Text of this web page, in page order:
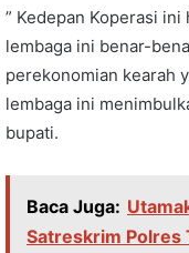
” Kedepan Koperasi
lembaga ini benar-
perekonomian kearah
lembaga ini
bupati.
Baca Juga:
Satreskrim Polres